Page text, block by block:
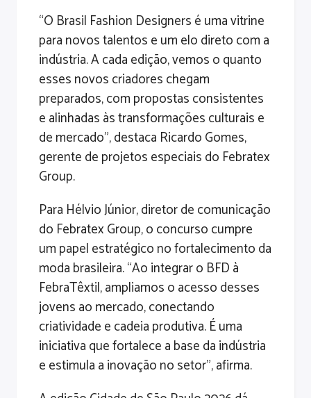
“O Brasil Fashion Designers é uma vitrine
para novos talentos e um elo direto com a
indústria. A cada edição, vemos o quanto
esses novos criadores chegam
preparados, com propostas consistentes
e alinhadas às transformações culturais e
de mercado”, destaca Ricardo Gomes,
gerente de projetos especiais do Febratex
Group.
Para Hélvio Júnior, diretor de comunicação
do Febratex Group, o concurso cumpre
um papel estratégico no fortalecimento da
moda brasileira. “Ao integrar o BFD à
FebraTêxtil, ampliamos o acesso desses
jovens ao mercado, conectando
criatividade e cadeia produtiva. É uma
iniciativa que fortalece a base da indústria
e estimula a inovação no setor”, afirma.